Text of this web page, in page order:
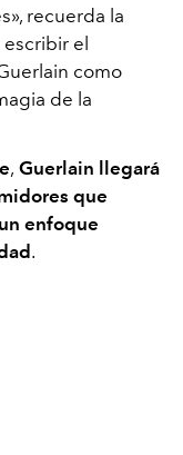
recuerda la
escribir el
como
de la
, Guerlain llegará
que
enfoque
.